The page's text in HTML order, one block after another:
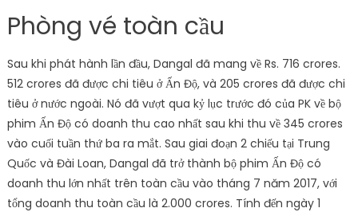
Phòng vé toàn cầu
Sau khi phát hành lần đầu, Dangal đã mang về Rs. 716 crores.
512 crores đã được chi tiêu ở Ấn Độ, và 205 crores đã được chi
tiêu ở nước ngoài. Nó đã vượt qua kỷ lục trước đó của PK về bộ
phim Ấn Độ có doanh thu cao nhất sau khi thu về 345 crores
vào cuối tuần thứ ba ra mắt. Sau giai đoạn 2 chiếu tại Trung
Quốc và Đài Loan, Dangal đã trở thành bộ phim Ấn Độ có
doanh thu lớn nhất trên toàn cầu vào tháng 7 năm 2017, với
tổng doanh thu toàn cầu là 2.000 crores. Tính đến ngày 1